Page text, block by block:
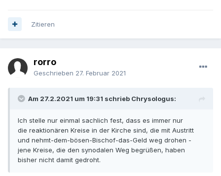
Zitieren
rorro
Geschrieben 27. Februar 2021
Am 27.2.2021 um 19:31 schrieb Chrysologus:
Ich stelle nur einmal sachlich fest, dass es immer nur
die reaktionären Kreise in der Kirche sind, die mit Austritt
und nehmt-dem-bösen-Bischof-das-Geld weg drohen -
jene Kreise, die den synodalen Weg begrüßen, haben
bisher nicht damit gedroht.